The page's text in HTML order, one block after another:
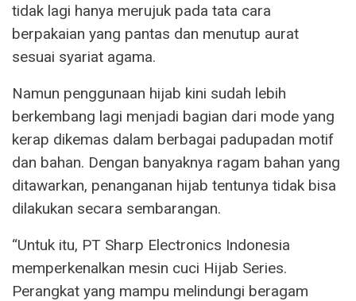
tidak lagi hanya merujuk pada tata cara
berpakaian yang pantas dan menutup aurat
sesuai syariat agama.
Namun penggunaan hijab kini sudah lebih
berkembang lagi menjadi bagian dari mode yang
kerap dikemas dalam berbagai padupadan motif
dan bahan. Dengan banyaknya ragam bahan yang
ditawarkan, penanganan hijab tentunya tidak bisa
dilakukan secara sembarangan.
“Untuk itu, PT Sharp Electronics Indonesia
memperkenalkan mesin cuci Hijab Series.
Perangkat yang mampu melindungi beragam